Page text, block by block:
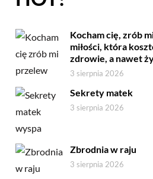
Kocham cię, zrób
miłości, która
zdrowie, a nawet
3 sierpnia 2026
Sekrety matek
3 sierpnia 2026
Zbrodnia w raju
3 sierpnia 2026